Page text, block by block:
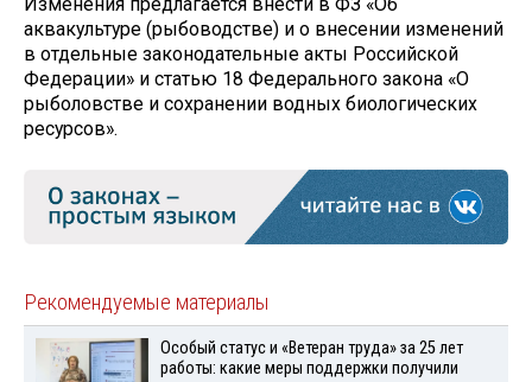
аквакультуре (рыбоводстве) и о внесении изменений
в отдельные законодательные акты Российской
Федерации» и статью 18 Федерального закона «О
рыболовстве и сохранении водных биологических
ресурсов».
Рекомендуемые материалы
Особый статус и «Ветеран труда» за 25 лет
работы: какие меры поддержки получили